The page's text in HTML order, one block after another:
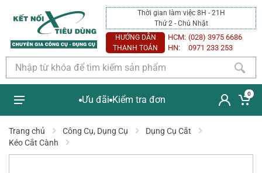
Thời gian làm việc 8H - 21H
Thứ 2 - Chủ Nhật
HƯỚNG DẪN
THANH TOÁN
HCM: (028) 3975 6686
HN:
0971 233 253
Ưu đãi Kiểm tra đơn
0
Trang chủ Công Cụ, Dụng Cụ
Dụng Cụ Cắt
Kéo Cắt Cành